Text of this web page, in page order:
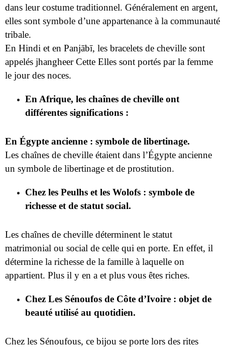
dans leur costume traditionnel. Généralement en argent,
elles sont symbole d’une appartenance à la communauté
tribale.
En Hindi et en Panjābī, les bracelets de cheville sont
appelés jhangheer Cette Elles sont portés par la femme
le jour des noces.
En Afrique, les chaînes de cheville ont
différentes significations :
En Égypte ancienne : symbole de libertinage.
Les chaînes de cheville étaient dans l’Égypte ancienne
un symbole de libertinage et de prostitution.
Chez les Peulhs et les Wolofs : symbole de
richesse et de statut social.
Les chaînes de cheville déterminent le statut
matrimonial ou social de celle qui en porte. En effet, il
détermine la richesse de la famille à laquelle on
appartient. Plus il y en a et plus vous êtes riches.
Chez Les Sénoufos de Côte d’Ivoire : objet de
beauté utilisé au quotidien.
Chez les Sénoufous, ce bijou se porte lors des rites